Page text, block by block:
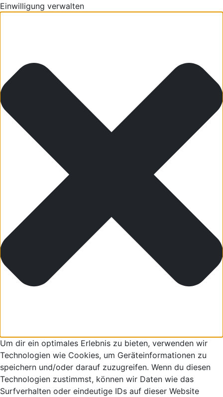
Einwilligung verwalten
Um dir ein optimales Erlebnis zu bieten, verwenden wir
Technologien wie Cookies, um Geräteinformationen zu
speichern und/oder darauf zuzugreifen. Wenn du diesen
Technologien zustimmst, können wir Daten wie das
Surfverhalten oder eindeutige IDs auf dieser Website